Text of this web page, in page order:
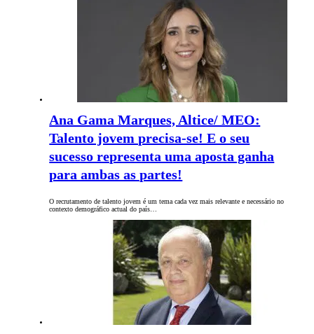
Ana Gama Marques, Altice/ MEO:
Talento jovem precisa-se! E o seu
sucesso representa uma aposta ganha
para ambas as partes!
O recrutamento de talento jovem é um tema cada vez mais relevante e necessário no
contexto demográfico actual do país…